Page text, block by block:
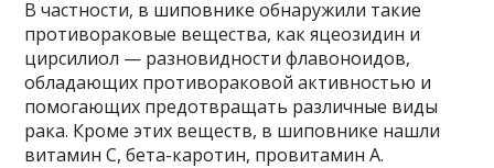
В частности, в шиповнике обнаружили такие
противораковые вещества, как яцеозидин и
цирсилиол — разновидности флавоноидов,
обладающих противораковой активностью и
помогающих предотвращать различные виды
рака. Кроме этих веществ, в шиповнике нашли
витамин С, бета-каротин, провитамин А.